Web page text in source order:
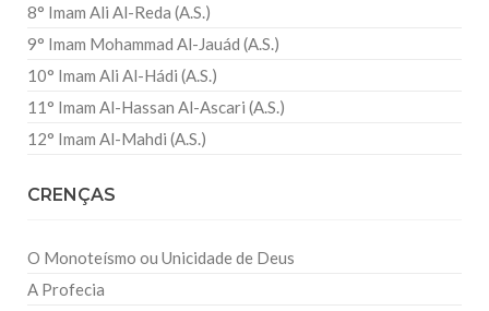
8° Imam Ali Al-Reda (A.S.)
9° Imam Mohammad Al-Jauád (A.S.)
10° Imam Ali Al-Hádi (A.S.)
11° Imam Al-Hassan Al-Ascari (A.S.)
12° Imam Al-Mahdi (A.S.)
CRENÇAS
O Monoteísmo ou Unicidade de Deus
A Profecia